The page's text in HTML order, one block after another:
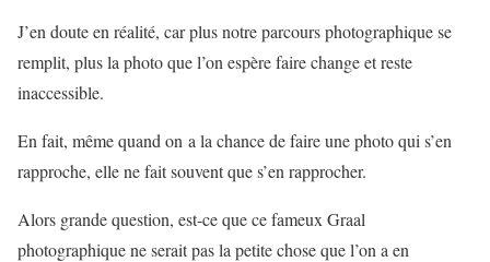
J’en doute en réalité, car plus notre parcours photographique se
remplit, plus la photo que l’on espère faire change et reste
inaccessible.
En fait, même quand on a la chance de faire une photo qui s’en
rapproche, elle ne fait souvent que s’en rapprocher.
Alors grande question, est-ce que ce fameux Graal
photographique ne serait pas la petite chose que l’on a en